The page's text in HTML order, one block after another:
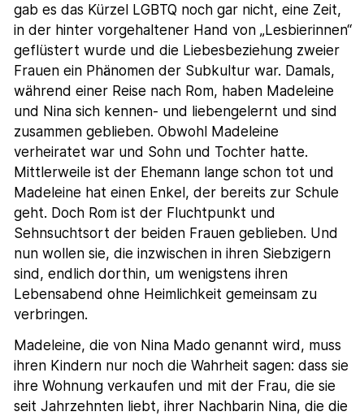
gab es das Kürzel LGBTQ noch gar nicht, eine Zeit,
in der hinter vorgehaltener Hand von „Lesbierinnen“
geflüstert wurde und die Liebesbeziehung zweier
Frauen ein Phänomen der Subkultur war. Damals,
während einer Reise nach Rom, haben Madeleine
und Nina sich kennen- und liebengelernt und sind
zusammen geblieben. Obwohl Madeleine
verheiratet war und Sohn und Tochter hatte.
Mittlerweile ist der Ehemann lange schon tot und
Madeleine hat einen Enkel, der bereits zur Schule
geht. Doch Rom ist der Fluchtpunkt und
Sehnsuchtsort der beiden Frauen geblieben. Und
nun wollen sie, die inzwischen in ihren Siebzigern
sind, endlich dorthin, um wenigstens ihren
Lebensabend ohne Heimlichkeit gemeinsam zu
verbringen.
Madeleine, die von Nina Mado genannt wird, muss
ihren Kindern nur noch die Wahrheit sagen: dass sie
ihre Wohnung verkaufen und mit der Frau, die sie
seit Jahrzehnten liebt, ihrer Nachbarin Nina, die die